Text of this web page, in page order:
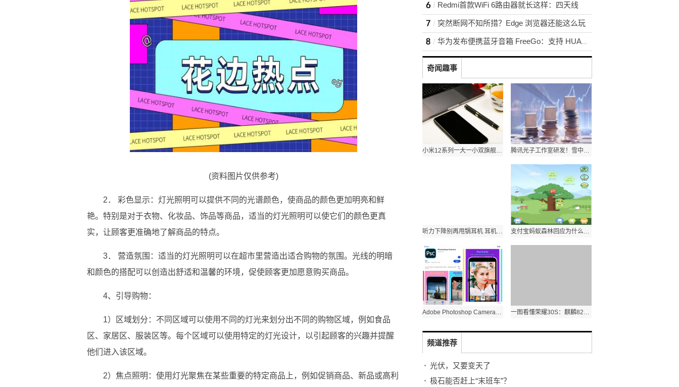
(资料图片仅供参考)
2． 彩色显示：灯光照明可以提供不同的光谱颜色，使商品的颜色更加明亮和鲜
艳。特别是对于衣物、化妆品、饰品等商品，适当的灯光照明可以使它们的颜色更真
实，让顾客更准确地了解商品的特点。
3． 营造氛围：适当的灯光照明可以在超市里营造出适合购物的氛围。光线的明暗
和颜色的搭配可以创造出舒适和温馨的环境，促使顾客更加愿意购买商品。
4、引导购物：
1）区域划分：不同区域可以使用不同的灯光来划分出不同的购物区域，例如食品
区、家居区、服装区等。每个区域可以使用特定的灯光设计，以引起顾客的兴趣并提醒
他们进入该区域。
2）焦点照明：使用灯光聚焦在某些重要的特定商品上，例如促销商品、新品或高利
Redmi首款WiFi 6路由器就长这样：四天线
突然断网不知所措？Edge 浏览器还能这么玩
华为发布便携蓝牙音箱 FreeGo：支持 HUAWEI Share
奇闻趣事
小米12系列一大一小双旗舰 卢伟冰：向苹果学习，但仍有差距 腾讯光子工作室研发！雪中悍刀行手游今日正式官宣
听力下降别再甩锅耳机 耳机使用中的三个伤耳习惯 支付宝蚂蚁森林回应为什么一直不见沙柳？今天上沙柳！
Adobe Photoshop Camera要来了？App Store预计4月14日发行 一图看懂荣耀30S：麒麟820+6400万全焦段AI四摄
频道推荐
光伏，又要变天了
极石能否赶上“末班车”？